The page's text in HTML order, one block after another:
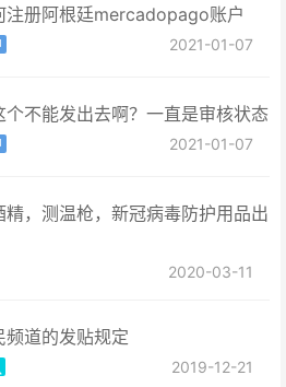
注册阿根廷mercadopago账户
2021-01-07
个不能发出去啊？一直是审核状态
2021-01-07
精，测温枪，新冠病毒防护用品出
2020-03-11
频道的发贴规定
2019-12-21